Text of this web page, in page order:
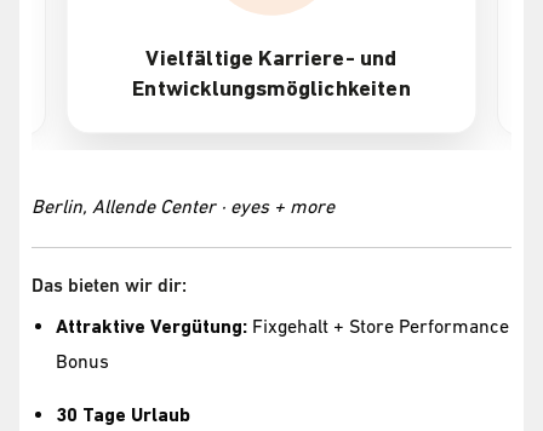
Vielfältige Karriere- und
Entwicklungsmöglichkeiten
Berlin, Allende Center · eyes + more
Das bieten wir dir:
Attraktive Vergütung: Fixgehalt + Store Performance
Bonus
30 Tage Urlaub